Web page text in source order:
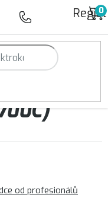
od profesionálů